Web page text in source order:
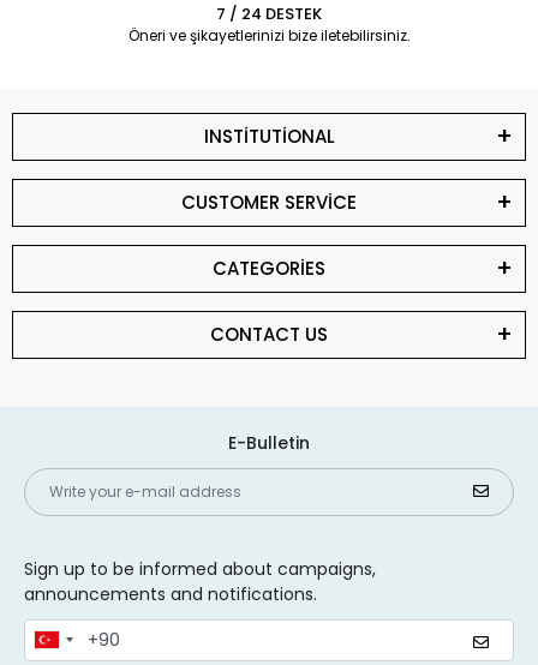
7 / 24 DESTEK
Öneri ve şikayetlerinizi bize iletebilirsiniz.
INSTİTUTİONAL
CUSTOMER SERVİCE
CATEGORİES
CONTACT US
E-Bulletin
Sign up to be informed about campaigns,
announcements and notifications.